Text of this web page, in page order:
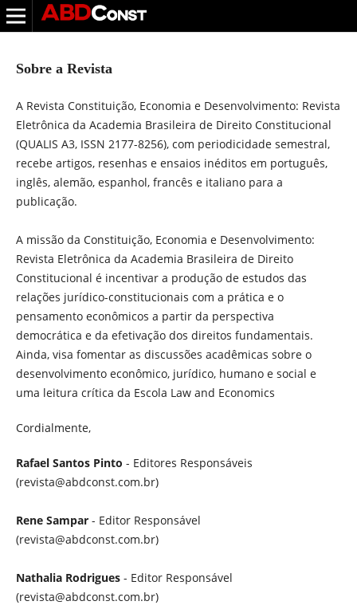
Sobre a Revista
A Revista Constituição, Economia e Desenvolvimento: Revista
Eletrônica da Academia Brasileira de Direito Constitucional
(QUALIS A3, ISSN 2177-8256), com periodicidade semestral,
recebe artigos, resenhas e ensaios inéditos em português,
inglês, alemão, espanhol, francês e italiano para a
publicação.
A missão da Constituição, Economia e Desenvolvimento:
Revista Eletrônica da Academia Brasileira de Direito
Constitucional é incentivar a produção de estudos das
relações jurídico-constitucionais com a prática e o
pensamento econômicos a partir da perspectiva
democrática e da efetivação dos direitos fundamentais.
Ainda, visa fomentar as discussões acadêmicas sobre o
desenvolvimento econômico, jurídico, humano e social e
uma leitura crítica da Escola Law and Economics
Cordialmente,
Rafael Santos Pinto - Editores Responsáveis
(revista@abdconst.com.br)
Rene Sampar- Editor Responsável
(revista@abdconst.com.br)
Nathalia Rodrigues- Editor Responsável
(revista@abdconst.com.br)